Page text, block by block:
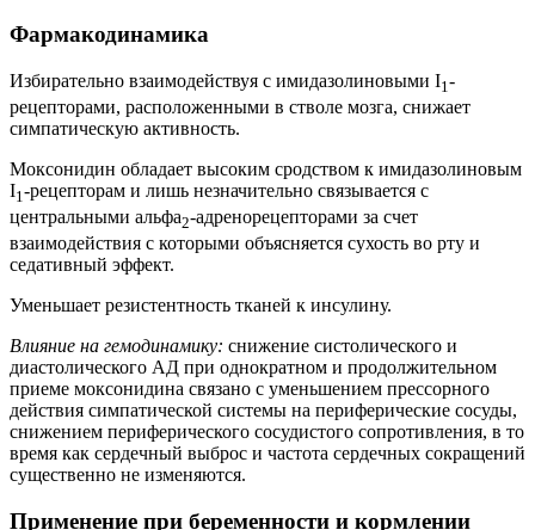
Фармакодинамика
Избирательно взаимодействуя с имидазолиновыми I1 -
рецепторами, расположенными в стволе мозга, снижает
симпатическую активность.
Моксонидин обладает высоким сродством к имидазолиновым
I1-рецепторам и лишь незначительно связывается с
центральными альфа2-адренорецепторами за счет
взаимодействия с которыми объясняется сухость во рту и
седативный эффект.
Уменьшает резистентность тканей к инсулину.
Влияние на гемодинамику: снижение систолического и
диастолического АД при однократном и продолжительном
приеме моксонидина связано с уменьшением прессорного
действия симпатической системы на периферические сосуды,
снижением периферического сосудистого сопротивления, в то
время как сердечный выброс и частота сердечных сокращений
существенно не изменяются.
Применение при беременности и кормлении